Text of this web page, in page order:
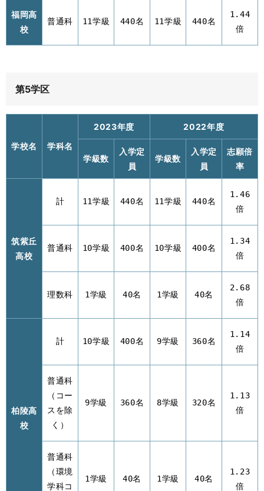
福岡高
校
普通科 11学級 440名 11学級 440名
1.44
倍
第5学区
学校名 学科名
2023年度 2022年度
学級数
入学定
員
学級数
入学定
員
志願倍
率
筑紫丘
高校
計 11学級 440名 11学級 440名
1.46
倍
普通科 10学級 400名 10学級 400名
1.34
倍
理数科 1学級 40名 1学級 40名
2.68
倍
柏陵高
校
計 10学級 400名 9学級 360名
1.14
倍
普通科
（コー
スを除
く）
9学級 360名 8学級 320名
1.13
倍
普通科
（環境
学科コ
1学級 40名 1学級 40名
1.23
倍